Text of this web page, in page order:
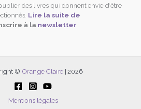
des livres qui donnent envie d'être
Lire la suite de
à la newsletter
© Orange Claire | 2026
Mentions légales